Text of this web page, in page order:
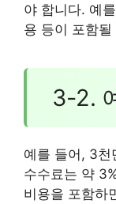
야 합니다. 예
용 등이 포함
3-2.
예를 들어, 3천
수수료는 약
비용을 포함하